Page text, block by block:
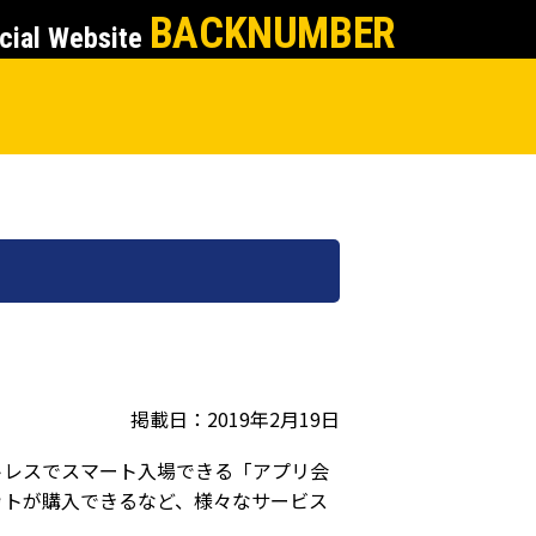
Website BACKNUMBER
掲載日：2019年2月19日
スでスマート入場できる「アプリ会
が購入できるなど、様々なサービス